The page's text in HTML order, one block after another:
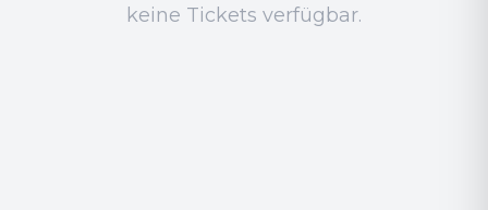
keine Tickets verfügbar.